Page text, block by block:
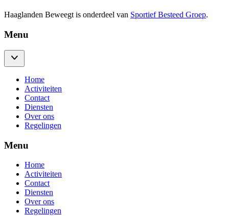
Haaglanden Beweegt is onderdeel van Sportief Besteed Groep.
Menu
Home
Activiteiten
Contact
Diensten
Over ons
Regelingen
Menu
Home
Activiteiten
Contact
Diensten
Over ons
Regelingen